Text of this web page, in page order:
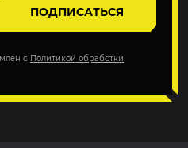
ПОДПИСАТЬСЯ
с Политикой обработки